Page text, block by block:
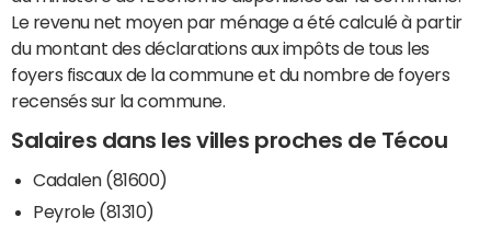
Le revenu net moyen par ménage a été calculé à partir
du montant des déclarations aux impôts de tous les
foyers fiscaux de la commune et du nombre de foyers
recensés sur la commune.
Salaires dans les villes proches de Técou
Cadalen (81600)
Peyrole (81310)